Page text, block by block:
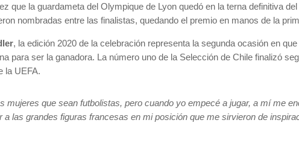
que la guardameta del Olympique de Lyon quedó en la terna definitiva
nombradas entre las finalistas, quedando el premio en manos de la
, la edición 2020 de la celebración representa la segunda ocasión en
para ser la ganadora. La número uno de la Selección de Chile finalizó
la UEFA.
mujeres que sean futbolistas, pero cuando yo empecé a jugar, a mí me
a las grandes figuras francesas en mi posición que me sirvieron de